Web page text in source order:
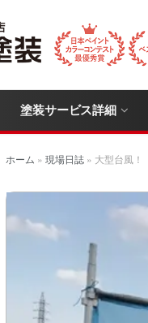
塗装サービス詳細
ホーム » 現場日誌 » 大型台風！